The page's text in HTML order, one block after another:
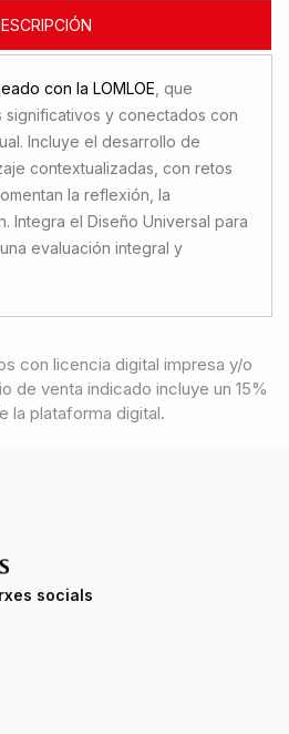
con la LOMLOE , que
y conectados con
Incluye el desarrollo de
contextualizadas, con retos
la reflexión, la
Integra el Diseño Universal para
evaluación integral y
con licencia digital impresa y/o
de venta indicado incluye un 15%
la plataforma digital.
socials